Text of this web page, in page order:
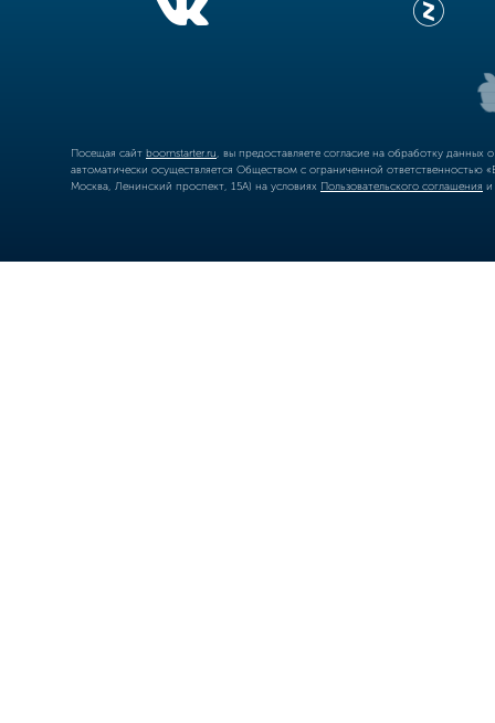
Посещая сайт boomstarter.ru , вы предоставляете согласие на обработку
автоматически осуществляется Обществом с ограниченной
Москва, Ленинский проспект, 15А) на условиях Пользовательского соглашения и